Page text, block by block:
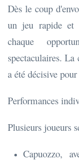
Dès le coup
un jeu rapide et
chaque
spectaculaires. La
a été décisive
Performances
Plusieurs joueurs
Capuozzo,